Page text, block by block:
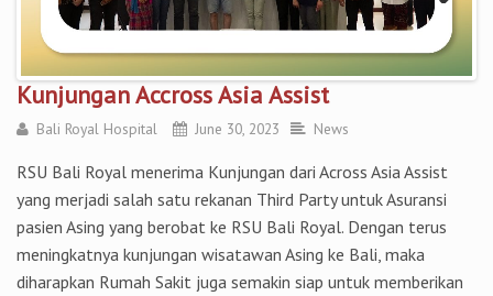
Next
Kunjungan Accross Asia Assist
Bali Royal Hospital June 30, 2023 News
RSU Bali Royal menerima Kunjungan dari Across Asia Assist
yang merjadi salah satu rekanan Third Party untuk Asuransi
pasien Asing yang berobat ke RSU Bali Royal. Dengan terus
meningkatnya kunjungan wisatawan Asing ke Bali, maka
diharapkan Rumah Sakit juga semakin siap untuk memberikan